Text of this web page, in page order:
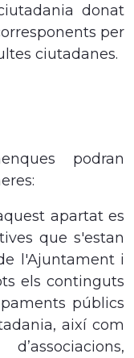
donat
per
ciutadanes.
podran
apartat es
que s'estan
l'Ajuntament i
els continguts
públics
així com